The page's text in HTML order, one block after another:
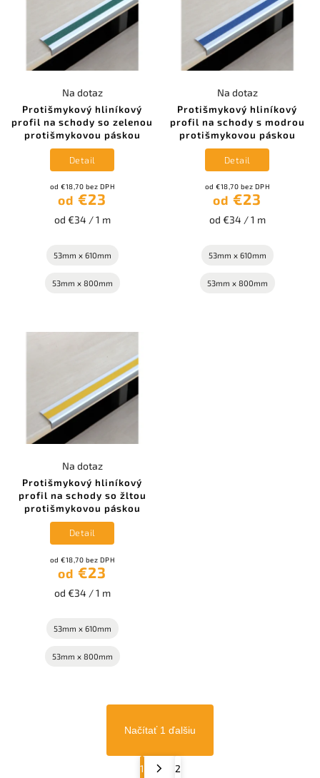
Protišmykový hliníkový
profil na schody so zelenou
protišmykovou páskou
Na dotaz
od €18,70 bez DPH
od €23
od €34 / 1 m
Detail
53mm x 610mm
53mm x 800mm
Protišmykový hliníkový
profil na schody s modrou
protišmykovou páskou
Na dotaz
od €18,70 bez DPH
od €23
od €34 / 1 m
Detail
53mm x 610mm
53mm x 800mm
Protišmykový hliníkový
profil na schody so žltou
protišmykovou páskou
Na dotaz
od €18,70 bez DPH
od €23
od €34 / 1 m
Detail
53mm x 610mm
53mm x 800mm
Načítať 1 ďalšiu
1 2